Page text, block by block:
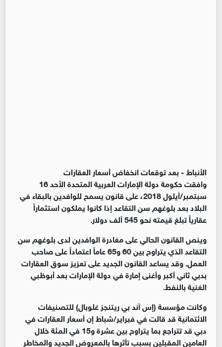
الأنباط -بعد توقعات انخفاض أسعار العقارات
وافقت حكومة دولة الإمارات العربية المتحدة الأحد 16
سبتمبر/أيلول 2018، على قانون يسمح للوافدين بالبقاء في
البلاد بعد بلوغهم سن التقاعد إذا كانوا يملكون استثماراً
عقارياً تبلغ قيمته نحو 545 ألف دولار.
وينص القانون الحالي على مغادرة الوافدين لدى بلوغهم سن
التقاعد الذي يتراوح بين 60 و65 عاماً اعتماداً على صاحب
العمل. وقد يساعد القانون الجديد على تعزيز سوق العقارات
بدبي ثاني أكبر وأغنى إمارة في دولة الإمارات بعد أبوظبي
الغنية بالنفط.
وكانت مؤسسة (إس آند بي ريتنجز غلوبال) للتصنيفات
الائتمانية قد قالت في فبراير/شباط إن أسعار العقارات في
دبي قد تتراجع بما يتراوح بين عشرة و15 في المئة خلال
العامين المقبلين بسبب تأثرها بالمعروض الجديد والمخاطر